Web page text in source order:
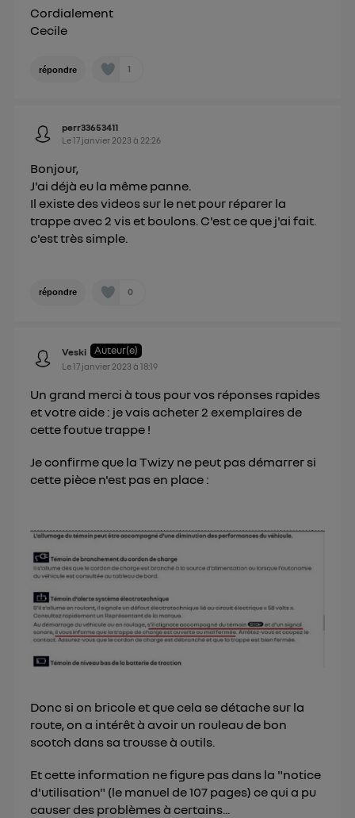
Cordialement
Cecile
répondre 1
perr33653411
Le17 janvier 2023 à 22:26
Bonjour,
J'ai déjà eu la même panne.
Il existe des videos sur le net pour réparer la
trappe avec 2 vis et boulons. C'est ce que j'ai fait.
c'est très simple.
répondre 0
Veski Auteur(e)
Le17 janvier 2023 à18:19
Un grand merci à tous pour vos réponses rapides
et votre aide : je vais acheter 2 exemplaires de
cette foutue trappe !
Je confirme que la Twizy ne peut pas démarrer si
cette pièce n'est pas en place :
Donc si on bricole et que cela se détache sur la
route, on a intérêt à avoir un rouleau de bon
scotch dans sa trousse à outils.
Et cette information ne figure pas dans la "notice
d'utilisation" (le manuel de 107 pages) ce qui a pu
causer des problèmes à certains...